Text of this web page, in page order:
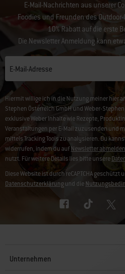
E-Mail-Nachrichten aus unserer
Foodies und Freunden des
10% Rabatt auf die erste
Die Newsletter Anmeldung kann
E-Mail-Adresse
Hiermit willige ich in die Nutzung meiner hier
Stephen Österreich GmbH und Weber-
exklusive Weber Inhalte wie Rezepte,
Veranstaltungen per E-Mail zuzusenden und
mittels Tracking Tools zu analysieren. Du
widerrufen, indem du aufNewsletter abmelden
nutzt. Für weitere Details lies bitte unsere
Diese Website ist durch reCAPTCHA geschützt
Datenschutzerklärungund die
Unternehmen